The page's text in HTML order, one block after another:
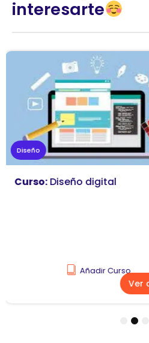
interesarte
Marketing
Curso:Diseño y
Añadir